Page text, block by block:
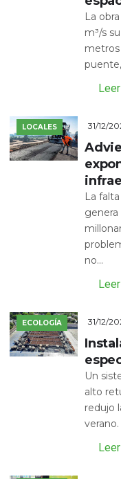
La
m³/s
metros
LOCALES 31/12/
La
no...
ECOLOGÍA 31/12/
Un
alto
redujo
verano.